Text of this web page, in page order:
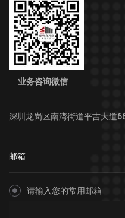
业务咨询微信
深圳龙岗区南湾街道平吉大道
请输入您的常用邮箱